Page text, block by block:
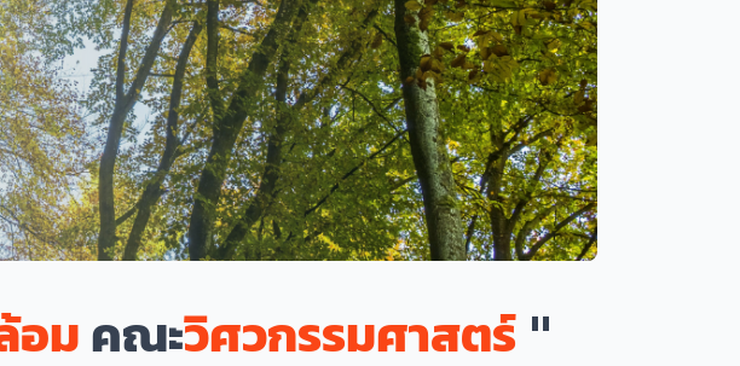
อม คณะวิศวกรรมศาสตร์ "